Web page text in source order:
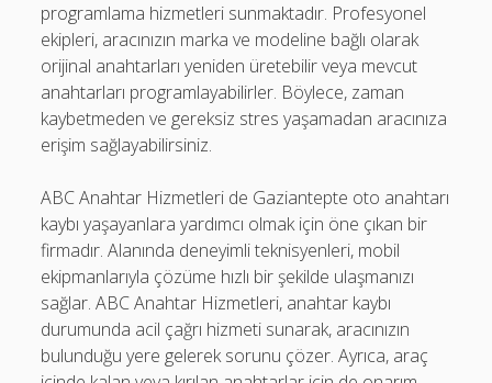
programlama hizmetleri sunmaktadır. Profesyonel
ekipleri, aracınızın marka ve modeline bağlı olarak
orijinal anahtarları yeniden üretebilir veya mevcut
anahtarları programlayabilirler. Böylece, zaman
kaybetmeden ve gereksiz stres yaşamadan aracınıza
erişim sağlayabilirsiniz.
ABC Anahtar Hizmetleri de Gaziantepte oto anahtarı
kaybı yaşayanlara yardımcı olmak için öne çıkan bir
firmadır. Alanında deneyimli teknisyenleri, mobil
ekipmanlarıyla çözüme hızlı bir şekilde ulaşmanızı
sağlar. ABC Anahtar Hizmetleri, anahtar kaybı
durumunda acil çağrı hizmeti sunarak, aracınızın
bulunduğu yere gelerek sorunu çözer. Ayrıca, araç